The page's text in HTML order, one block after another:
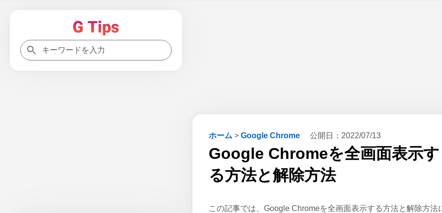
ホーム > Google Chrome 公開日： 2022/07/13
Google Chromeを全画面表示す
る方法と解除方法
この記事では、Google Chromeを全画面表示する方法と解除方法